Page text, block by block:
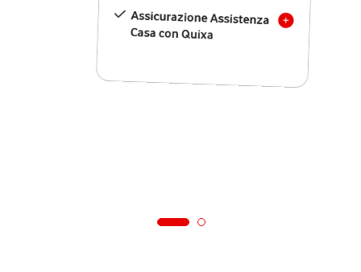
Assicurazione Assistenza
Casa con Quixa